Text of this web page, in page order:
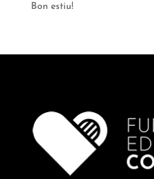
Bon estiu!